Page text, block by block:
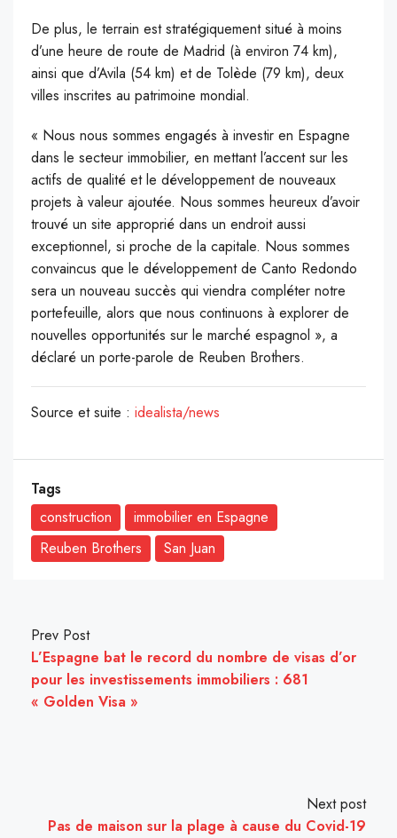
De plus, le terrain est stratégiquement situé à moins
d’une heure de route de Madrid (à environ 74 km),
ainsi que d’Avila (54 km) et de Tolède (79 km), deux
villes inscrites au patrimoine mondial.
« Nous nous sommes engagés à investir en Espagne
dans le secteur immobilier, en mettant l’accent sur les
actifs de qualité et le développement de nouveaux
projets à valeur ajoutée. Nous sommes heureux d’avoir
trouvé un site approprié dans un endroit aussi
exceptionnel, si proche de la capitale. Nous sommes
convaincus que le développement de Canto Redondo
sera un nouveau succès qui viendra compléter notre
portefeuille, alors que nous continuons à explorer de
nouvelles opportunités sur le marché espagnol », a
déclaré un porte-parole de Reuben Brothers.
Source et suite : idealista/news
Tags
construction
immobilier en Espagne
Reuben Brothers
San Juan
Prev Post
L’Espagne bat le record du nombre de visas d’or
pour les investissements immobiliers : 681
« Golden Visa »
Next post
Pas de maison sur la plage à cause du Covid-19